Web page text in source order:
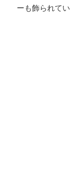
ーも飾られて